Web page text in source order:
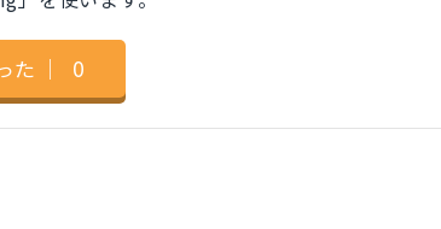
た ｜ 0